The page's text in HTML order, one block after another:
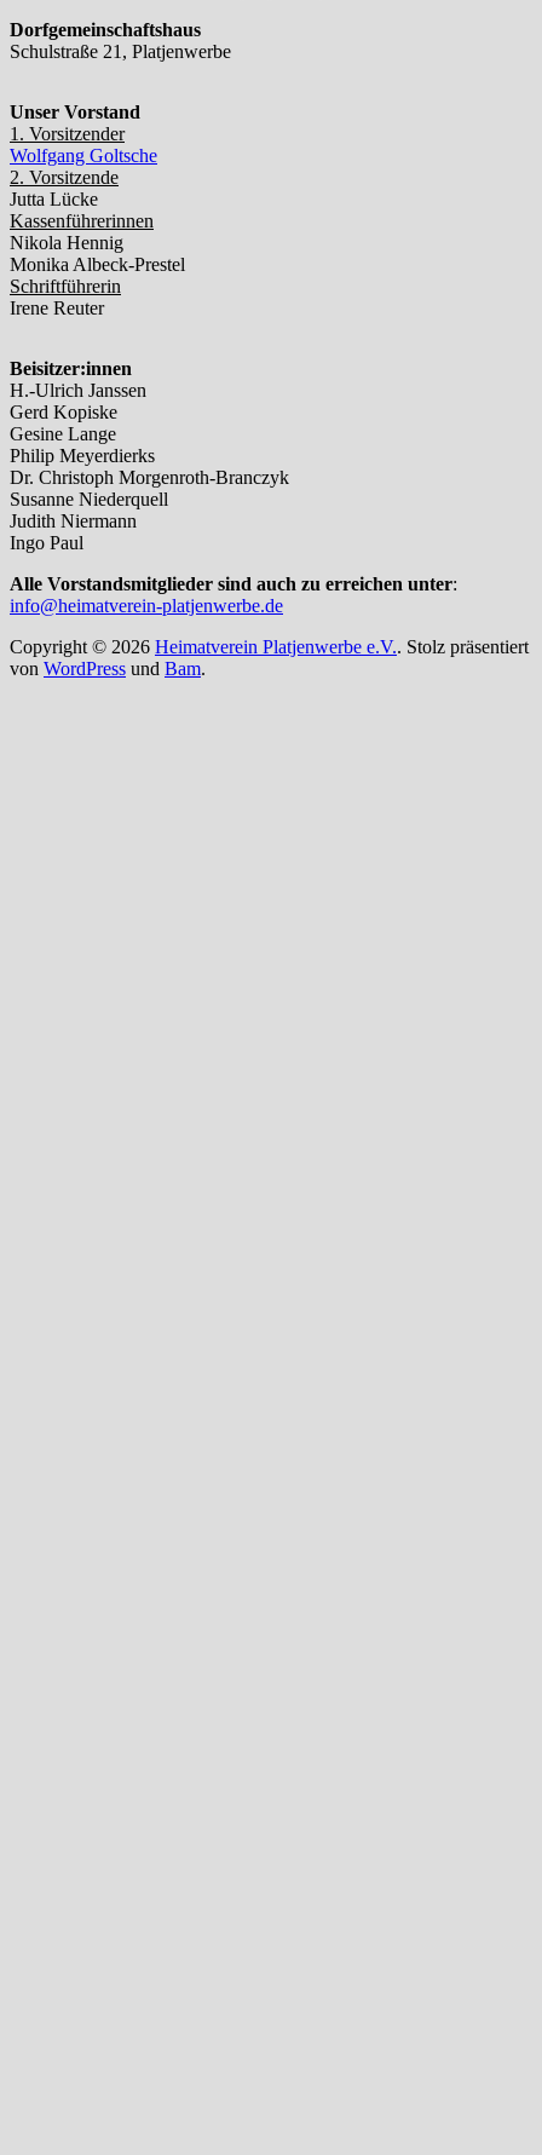
Dorfgemeinschaftshaus
Schulstraße 21, Platjenwerbe
Unser Vorstand
1. Vorsitzender
Wolfgang Goltsche
2. Vorsitzende
Jutta Lücke
Kassenführerinnen
Nikola Hennig
Monika Albeck-Prestel
Schriftführerin
Irene Reuter
Beisitzer:innen
H.-Ulrich Janssen
Gerd Kopiske
Gesine Lange
Philip Meyerdierks
Dr. Christoph Morgenroth-Branczyk
Susanne Niederquell
Judith Niermann
Ingo Paul
Alle Vorstandsmitglieder sind auch zu erreichen unter:
info@heimatverein-platjenwerbe.de
Copyright © 2026 Heimatverein Platjenwerbe e.V.. Stolz präsentiert
von WordPress und Bam.